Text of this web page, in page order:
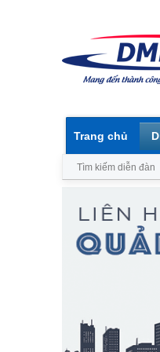
Trang chủ
Tìm kiếm diễn đàn